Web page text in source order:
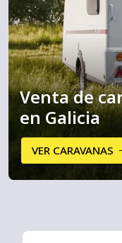
Venta de
en Galicia
VER CARAVANAS